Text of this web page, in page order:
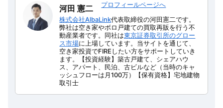
河田 憲二
プロフィールページへ
株式会社AlbaLink代表取締役の河田憲二です。
弊社は空き家やボロ戸建ての買取再販を行う不
動産業者です。同社は東京証券取引所のグロー
ス市場に上場しています。当サイトを通じて、
空き家投資でFIREしたい方をサポートしていき
ます。【投資経験】築古戸建て、シェアハウ
ス、アパート、民泊、古ビルなど（当時のキャ
ッシュフローは月100万）【保有資格】宅地建物
取引士